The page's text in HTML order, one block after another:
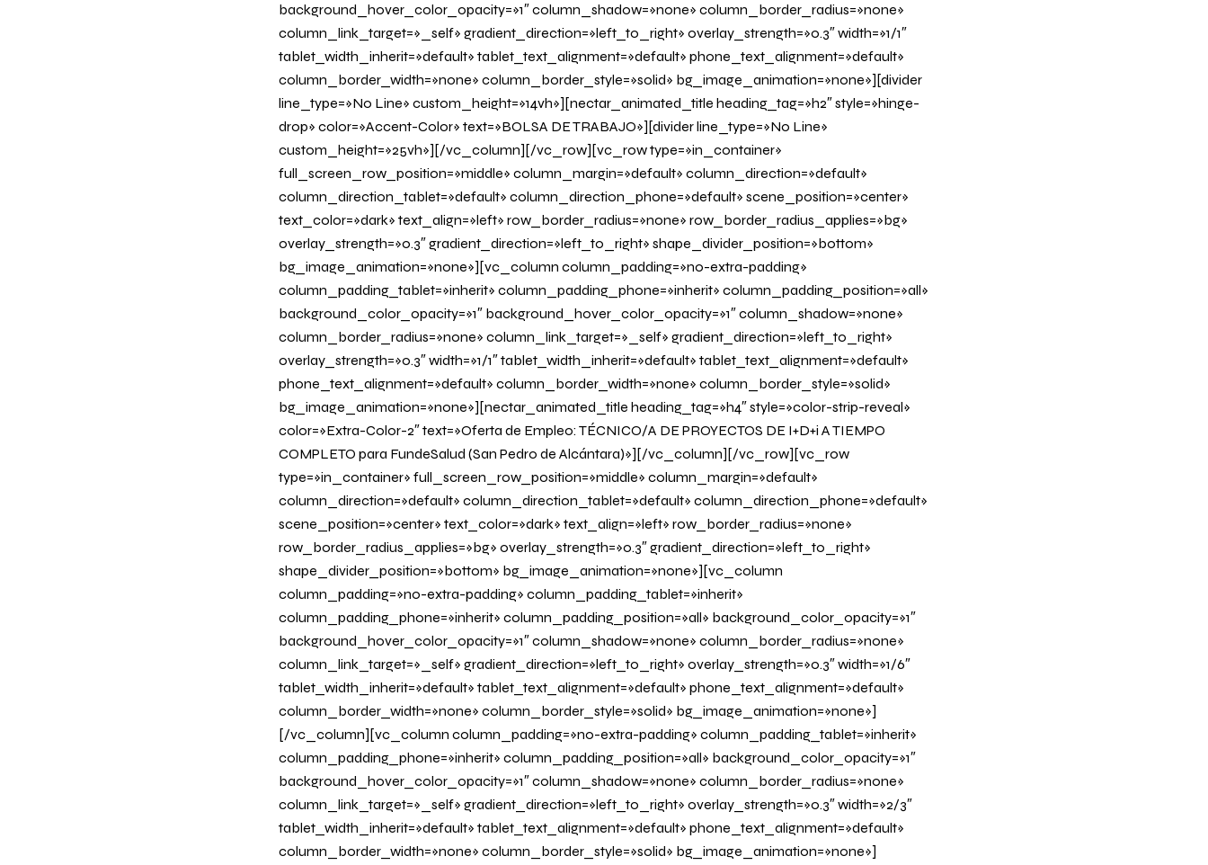
background_hover_color_opacity=»1″ column_shadow=»none» column_border_radius=»none»
column_link_target=»_self» gradient_direction=»left_to_right» overlay_strength=»0.3″ width=»1/1″
tablet_width_inherit=»default» tablet_text_alignment=»default» phone_text_alignment=»default»
column_border_width=»none» column_border_style=»solid» bg_image_animation=»none»][divider
line_type=»No Line» custom_height=»14vh»][nectar_animated_title heading_tag=»h2″ style=»hinge-
drop» color=»Accent-Color» text=»BOLSA DE TRABAJO»][divider line_type=»No Line»
custom_height=»25vh»][/vc_column][/vc_row][vc_row type=»in_container»
full_screen_row_position=»middle» column_margin=»default» column_direction=»default»
column_direction_tablet=»default» column_direction_phone=»default» scene_position=»center»
text_color=»dark» text_align=»left» row_border_radius=»none» row_border_radius_applies=»bg»
overlay_strength=»0.3″ gradient_direction=»left_to_right» shape_divider_position=»bottom»
bg_image_animation=»none»][vc_column column_padding=»no-extra-padding»
column_padding_tablet=»inherit» column_padding_phone=»inherit» column_padding_position=»all»
background_color_opacity=»1″ background_hover_color_opacity=»1″ column_shadow=»none»
column_border_radius=»none» column_link_target=»_self» gradient_direction=»left_to_right»
overlay_strength=»0.3″ width=»1/1″ tablet_width_inherit=»default» tablet_text_alignment=»default»
phone_text_alignment=»default» column_border_width=»none» column_border_style=»solid»
bg_image_animation=»none»][nectar_animated_title heading_tag=»h4″ style=»color-strip-reveal»
color=»Extra-Color-2″ text=»Oferta de Empleo: TÉCNICO/A DE PROYECTOS DE I+D+i A TIEMPO
COMPLETO para FundeSalud (San Pedro de Alcántara)»][/vc_column][/vc_row][vc_row
type=»in_container» full_screen_row_position=»middle» column_margin=»default»
column_direction=»default» column_direction_tablet=»default» column_direction_phone=»default»
scene_position=»center» text_color=»dark» text_align=»left» row_border_radius=»none»
row_border_radius_applies=»bg» overlay_strength=»0.3″ gradient_direction=»left_to_right»
shape_divider_position=»bottom» bg_image_animation=»none»][vc_column
column_padding=»no-extra-padding» column_padding_tablet=»inherit»
column_padding_phone=»inherit» column_padding_position=»all» background_color_opacity=»1″
background_hover_color_opacity=»1″ column_shadow=»none» column_border_radius=»none»
column_link_target=»_self» gradient_direction=»left_to_right» overlay_strength=»0.3″ width=»1/6″
tablet_width_inherit=»default» tablet_text_alignment=»default» phone_text_alignment=»default»
column_border_width=»none» column_border_style=»solid» bg_image_animation=»none»]
[/vc_column][vc_column column_padding=»no-extra-padding» column_padding_tablet=»inherit»
column_padding_phone=»inherit» column_padding_position=»all» background_color_opacity=»1″
background_hover_color_opacity=»1″ column_shadow=»none» column_border_radius=»none»
column_link_target=»_self» gradient_direction=»left_to_right» overlay_strength=»0.3″ width=»2/3″
tablet_width_inherit=»default» tablet_text_alignment=»default» phone_text_alignment=»default»
column_border_width=»none» column_border_style=»solid» bg_image_animation=»none»]